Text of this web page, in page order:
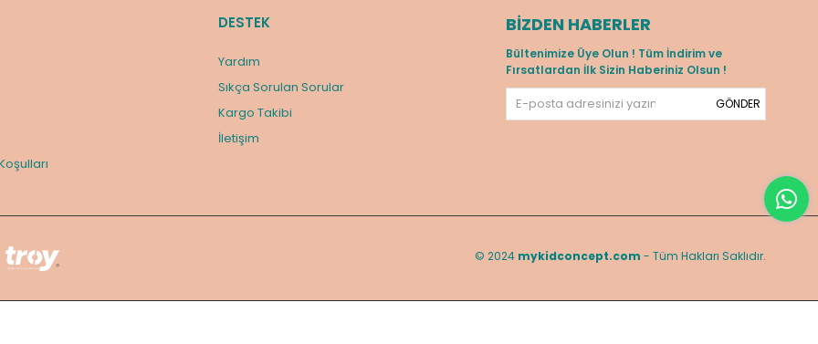
DESTEK
Yardım
Sıkça Sorulan Sorular
Kargo Takibi
İletişim
BIZDEN HABERLER
Bültenimize Üye Olun ! Tüm İndirim ve
Fırsatlardan İlk Sizin Haberiniz Olsun !
GÖNDER
© 2024 mykidconcept.com - Tüm Hakları Saklıdır.